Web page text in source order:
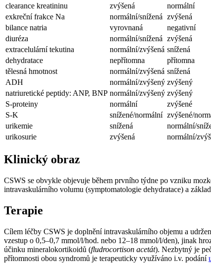
clearance kreatininu zvýšená
normální
exkreční frakce Na
normální/snížená zvýšená
bilance natria
vyrovnaná
negativní
diuréza
normální/snížená zvýšená
extracelulární tekutina
normální/zvýšená snížená
dehydratace
nepřítomna
přítomna
tělesná hmotnost
normální/zvýšená snížená
ADH
normální/zvýšený zvýšený
natriuretické peptidy: ANP, BNP normální/zvýšený zvýšený
S-proteiny
normální
zvýšené
S-K
snížené/normální zvýšené/
urikemie
snížená
normální/
urikosurie
zvýšená normální/
Klinický obraz
CSWS se obvykle objevuje během prvního týdne po vzniku
intravaskulárního volumu (symptomatologie dehydratace) a
Terapie
Cílem léčby CSWS je doplnění intravaskulárního objemu a
vzestup o 0,5–0,7 mmol/l/hod. nebo 12–18 mmol/l/den), jinak
účinku mineralokortikoidů (fludrocortison acetát). Nezbytný je
přítomnosti obou syndromů je terapeuticky využíváno i.v. podání